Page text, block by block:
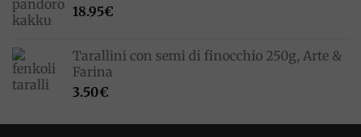
18.95€
Tarallini con semi di finocchio 250g, Arte &
Farina
3.50€